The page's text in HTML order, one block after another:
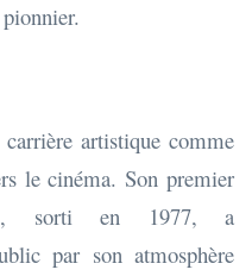
artistique comme
le cinéma. Son premier
sorti en 1977, a
par son atmosphère